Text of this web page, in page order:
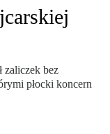
zaliczek bez
płocki koncern